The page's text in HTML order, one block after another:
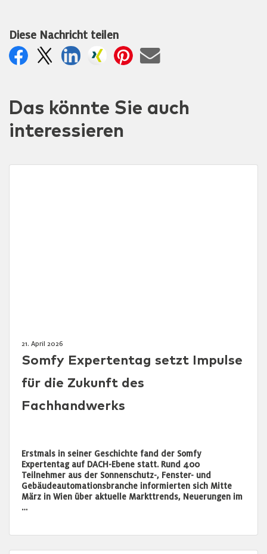
Diese Nachricht teilen
Das könnte Sie auch
interessieren
21. April 2026
Somfy Expertentag setzt Impulse
für die Zukunft des
Fachhandwerks
Erstmals in seiner Geschichte fand der Somfy
Expertentag auf DACH-Ebene statt. Rund 400
Teilnehmer aus der Sonnenschutz-, Fenster- und
Gebäudeautomationsbranche informierten sich Mitte
März in Wien über aktuelle Markttrends, Neuerungen im
…